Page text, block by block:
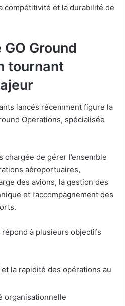
compétitivité et la durabilité de
GO Ground
tournant
lancés récemment figure la
Operations, spécialisée
chargée de gérer l’ensemble
aéroportuaires,
des avions, la gestion des
et l’accompagnement des
à plusieurs objectifs
la rapidité des opérations au
organisationnelle